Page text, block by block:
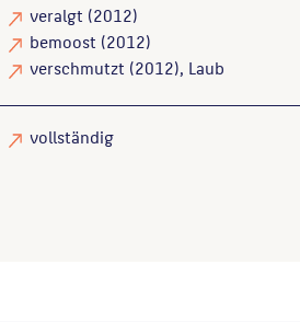
veralgt (2012)
bemoost (2012)
verschmutzt (2012), Laub
vollständig